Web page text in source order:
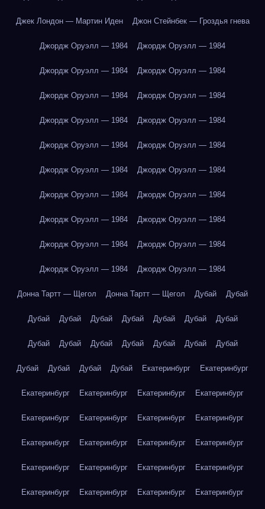
Джек Лондон — Мартин Иден Джон Стейнбек — Гроздья гнева
Джордж Оруэлл — 1984 Джордж Оруэлл — 1984
Джордж Оруэлл — 1984 Джордж Оруэлл — 1984
Джордж Оруэлл — 1984 Джордж Оруэлл — 1984
Джордж Оруэлл — 1984 Джордж Оруэлл — 1984
Джордж Оруэлл — 1984 Джордж Оруэлл — 1984
Джордж Оруэлл — 1984 Джордж Оруэлл — 1984
Джордж Оруэлл — 1984 Джордж Оруэлл — 1984
Джордж Оруэлл — 1984 Джордж Оруэлл — 1984
Джордж Оруэлл — 1984 Джордж Оруэлл — 1984
Джордж Оруэлл — 1984 Джордж Оруэлл — 1984
Донна Тартт — Щегол Донна Тартт — Щегол Дубай Дубай
Дубай Дубай Дубай Дубай Дубай Дубай Дубай
Дубай Дубай Дубай Дубай Дубай Дубай Дубай
Дубай Дубай Дубай Дубай Екатеринбург Екатеринбург
Екатеринбург Екатеринбург Екатеринбург Екатеринбург
Екатеринбург Екатеринбург Екатеринбург Екатеринбург
Екатеринбург Екатеринбург Екатеринбург Екатеринбург
Екатеринбург Екатеринбург Екатеринбург Екатеринбург
Екатеринбург Екатеринбург Екатеринбург Екатеринбург